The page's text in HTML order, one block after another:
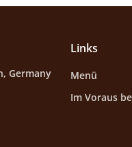
Germany
Links
Menü
Im Voraus